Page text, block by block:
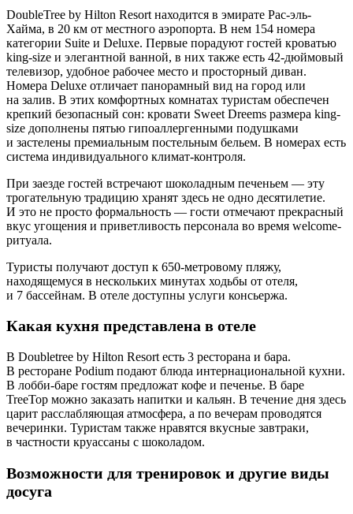
DoubleTree by Hilton Resort находится в эмирате Рас-эль-
Хайма, в 20 км от местного аэропорта. В нем 154 номера
категории Suite и Deluxe. Первые порадуют гостей кроватью
king-size и элегантной ванной, в них также есть 42-дюймовый
телевизор, удобное рабочее место и просторный диван.
Номера Deluxe отличает панорамный вид на город или
на залив. В этих комфортных комнатах туристам обеспечен
крепкий безопасный сон: кровати Sweet Dreems размера king-
size дополнены пятью гипоаллергенными подушками
и застелены премиальным постельным бельем. В номерах есть
система индивидуального климат-контроля.
При заезде гостей встречают шоколадным печеньем — эту
трогательную традицию хранят здесь не одно десятилетие.
И это не просто формальность — гости отмечают прекрасный
вкус угощения и приветливость персонала во время welcome-
ритуала.
Туристы получают доступ к 650-метровому пляжу,
находящемуся в нескольких минутах ходьбы от отеля,
и 7 бассейнам. В отеле доступны услуги консьержа.
Какая кухня представлена в отеле
В Doubletree by Hilton Resort есть 3 ресторана и бара.
В ресторане Podium подают блюда интернациональной кухни.
В лобби-баре гостям предложат кофе и печенье. В баре
TreeTop можно заказать напитки и кальян. В течение дня здесь
царит расслабляющая атмосфера, а по вечерам проводятся
вечеринки. Туристам также нравятся вкусные завтраки,
в частности круассаны с шоколадом.
Возможности для тренировок и другие виды
досуга